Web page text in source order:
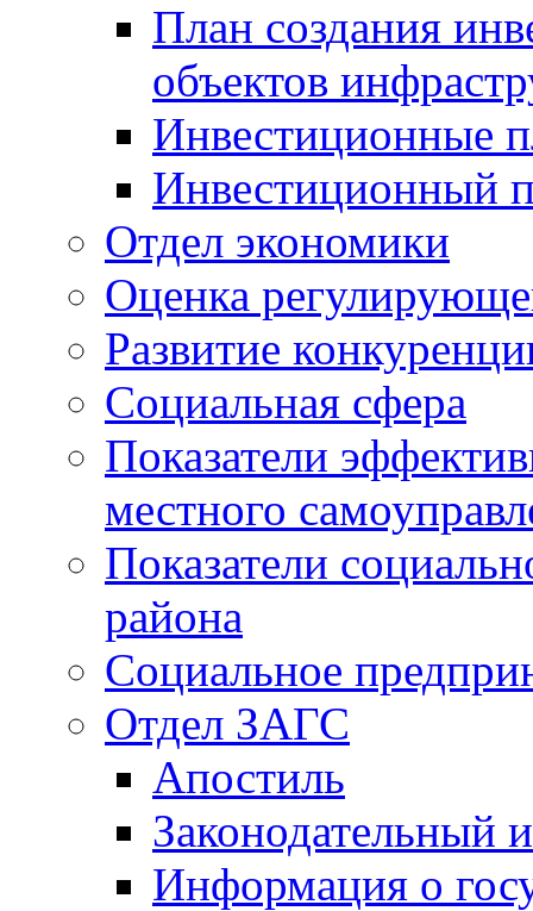
План создания
объектов
Инвестиционные
Инвестиционный
Отдел экономики
Оценка
Развитие
Социальная сфера
Показатели
местного
Показатели
района
Социальное
Отдел ЗАГС
Апостиль
Законодательный
Информация о